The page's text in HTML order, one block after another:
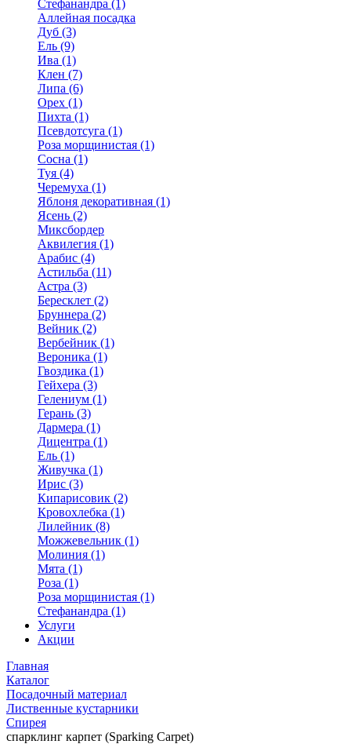
Стефанандра (1)
Аллейная посадка
Дуб (3)
Ель (9)
Ива (1)
Клен (7)
Липа (6)
Орех (1)
Пихта (1)
Псевдотсуга (1)
Роза морщинистая (1)
Сосна (1)
Туя (4)
Черемуха (1)
Яблоня декоративная (1)
Ясень (2)
Миксбордер
Аквилегия (1)
Арабис (4)
Астильба (11)
Астра (3)
Бересклет (2)
Бруннера (2)
Вейник (2)
Вербейник (1)
Вероника (1)
Гвоздика (1)
Гейхера (3)
Гелениум (1)
Герань (3)
Дармера (1)
Дицентра (1)
Ель (1)
Живучка (1)
Ирис (3)
Кипарисовик (2)
Кровохлебка (1)
Лилейник (8)
Можжевельник (1)
Молиния (1)
Мята (1)
Роза (1)
Роза морщинистая (1)
Стефанандра (1)
Услуги
Акции
Главная
Каталог
Посадочный материал
Лиственные кустарники
Спирея
спарклинг карпет (Sparking Carpet)